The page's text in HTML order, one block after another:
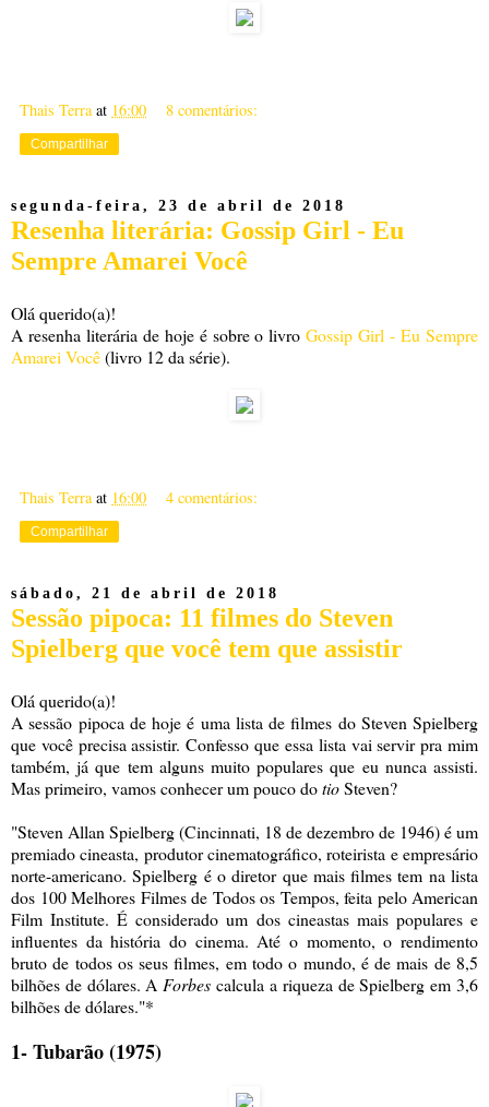
Thais Terra at 16:00 8 comentários:
Compartilhar
segunda-feira, 23 de abril de 2018
Resenha literária: Gossip Girl - Eu
Sempre Amarei Você
Olá querido(a)!
A resenha literária de hoje é sobre o livroGossip Girl - Eu Sempre
Amarei Você(livro 12 da série).
Thais Terra at 16:00 4 comentários:
Compartilhar
sábado, 21 de abril de 2018
Sessão pipoca: 11 filmes do Steven
Spielberg que você tem que assistir
Olá querido(a)!
A sessão pipoca de hoje é uma lista de filmes do Steven Spielberg
que você precisa assistir. Confesso que essa lista vai servir pra mim
também, já que tem alguns muito populares que eu nunca assisti.
Mas primeiro, vamos conhecer um pouco dotioSteven?
"Steven Allan Spielberg (Cincinnati, 18 de dezembro de 1946) é um
premiado cineasta, produtor cinematográfico, roteirista e empresário
norte-americano. Spielberg é o diretor que mais filmes tem na lista
dos 100 Melhores Filmes de Todos os Tempos, feita pelo American
Film Institute. É considerado um dos cineastas mais populares e
influentes da história do cinema. Até o momento, o rendimento
bruto de todos os seus filmes, em todo o mundo, é de mais de 8,5
bilhões de dólares. A Forbes calcula a riqueza de Spielberg em 3,6
bilhões de dólares."*
1- Tubarão (1975)